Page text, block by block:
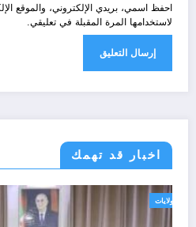
احفظ اسمي، بريدي الإلكتروني، والموقع
لاستخدامها المرة المقبلة في تعليقي.
اخبار قد تهمك